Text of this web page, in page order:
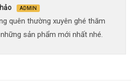
ADMIN
quên thường xuyên ghé thăm
sản phẩm mới nhất nhé.